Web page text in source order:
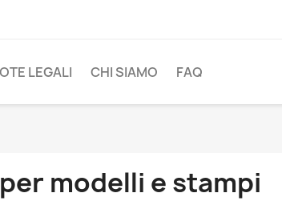
LEGALI CHI SIAMO FAQ
modelli e stampi